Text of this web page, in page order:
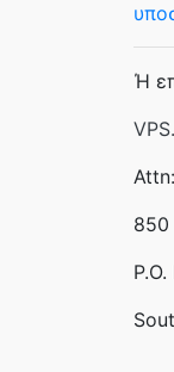
Ή
850